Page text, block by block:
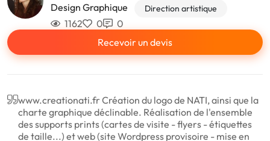
Design Graphique
Direction artistique
1162 0
0
Recevoir un devis
www.creationati.fr Création du logo de NATI, ainsi que la
charte graphique déclinable. Réalisation de l'ensemble
des supports prints (cartes de visite - flyers - étiquettes
de taille...) et web (site Wordpress provisoire - mise en